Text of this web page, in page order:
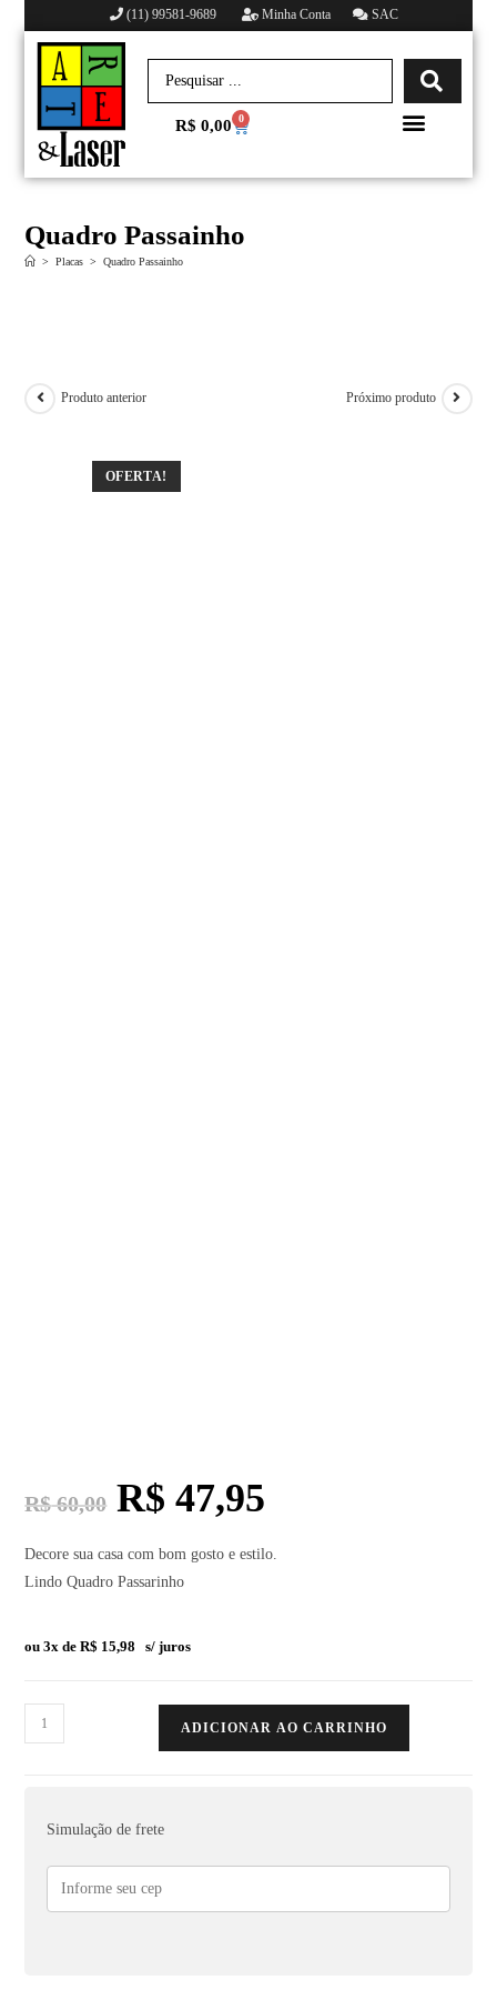
(11) 99581-9689 Minha Conta SAC
R$ 0,00 0
Quadro Passainho
> Placas > Quadro Passainho
OFERTA!
Produto anterior Próximo produto
R$60,00 R$ 47,95
Decore sua casa com bom gosto e estilo.
Lindo Quadro Passarinho
ou 3x deR$ 15,98 s/ juros
ADICIONAR AO CARRINHO
Simulação de frete